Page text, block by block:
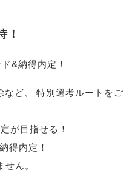
！
&納得内定！
など、
特別選考ルートをご
が目指せる！
得内定！
せん。